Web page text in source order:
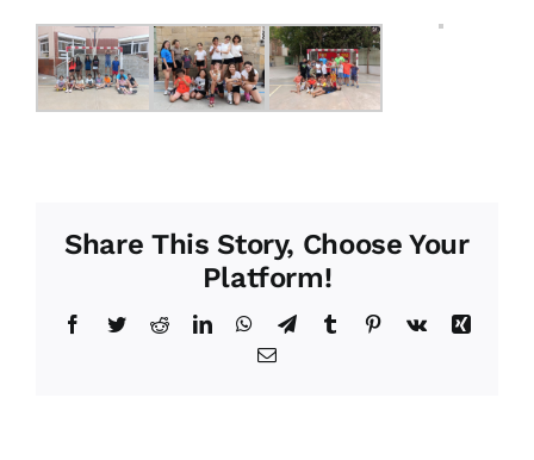
Share This Story, Choose Your
Platform!
Facebook
TwitterRedditLinkedInWhatsApp
TelegramTumblr Pinterest
Vk
Xing
Email: